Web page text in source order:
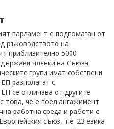
парламент е подпомаган от
ръководството на
приблизително 5000
членки на Съюза,
групи имат собствени
разполагат с
се отличава от другите
това, че е поел ангажимент
работна среда и работи с
съюз, т.е. 23 езика